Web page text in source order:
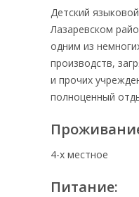
Детский
Лазаревском
одним из
производств,
и прочих
полноценный
4-х местное
Питание: